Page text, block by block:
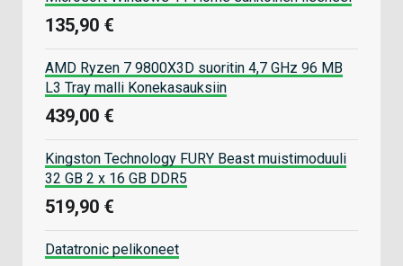
135,90 €
AMD Ryzen 7 9800X3D suoritin 4,7 GHz 96 MB
L3 Tray malli Konekasauksiin
439,00 €
Kingston Technology FURY Beast muistimoduuli
32 GB 2 x 16 GB DDR5
519,90 €
Datatronic pelikoneet